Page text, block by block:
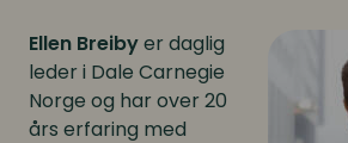
Ellen Breibyer daglig
leder i Dale Carnegie
Norge og har over 20
års erfaring med